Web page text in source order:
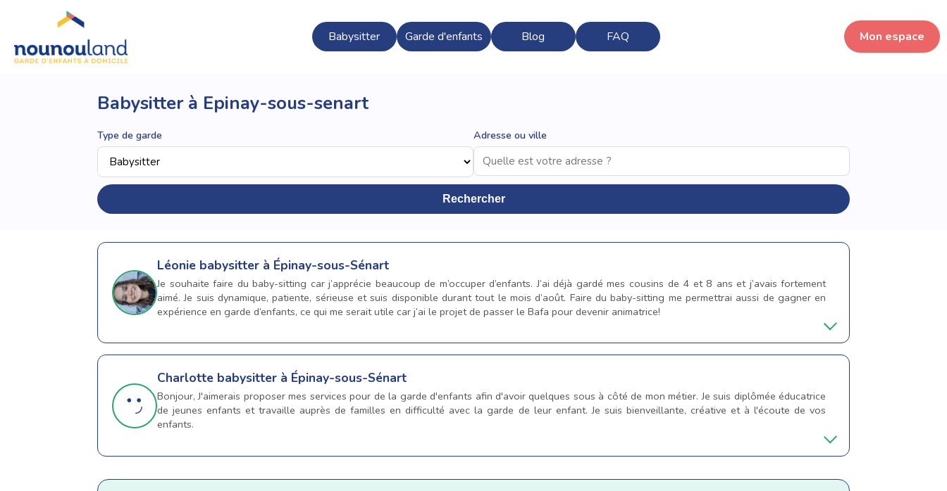
Babysitter Garde d'enfants Blog FAQ Mon espace
Babysitter à Epinay-sous-senart
Type de garde Adresse ou ville
Rechercher
Léonie babysitter à Épinay-sous-Sénart
Je souhaite faire du baby-sitting car j’apprécie beaucoup de m’occuper d’enfants. J’ai déjà gardé mes cousins de 4 et 8 ans et j’avais fortement
aimé. Je suis dynamique, patiente, sérieuse et suis disponible durant tout le mois d’août. Faire du baby-sitting me permettrai aussi de gagner en
expérience en garde d’enfants, ce qui me serait utile car j’ai le projet de passer le Bafa pour devenir animatrice!
Charlotte babysitter à Épinay-sous-Sénart
Bonjour, J'aimerais proposer mes services pour de la garde d'enfants afin d'avoir quelques sous à côté de mon métier. Je suis diplômée éducatrice
de jeunes enfants et travaille auprès de familles en difficulté avec la garde de leur enfant. Je suis bienveillante, créative et à l'écoute de vos
enfants.